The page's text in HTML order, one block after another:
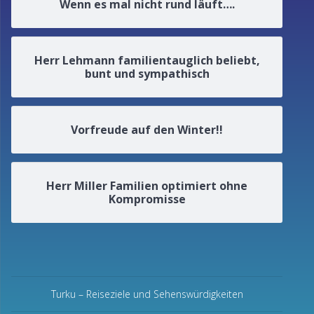
Wenn es mal nicht rund läuft….
Herr Lehmann familientauglich beliebt,
bunt und sympathisch
Vorfreude auf den Winter!!
Herr Miller Familien optimiert ohne
Kompromisse
Turku – Reiseziele und Sehenswürdigkeiten